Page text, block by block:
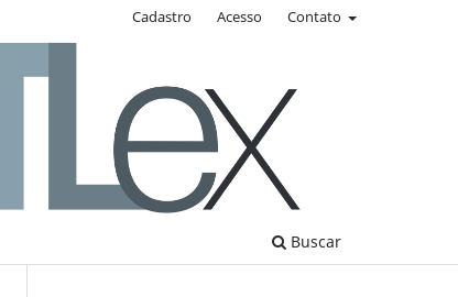
Buscar
Cadastro Acesso Contato